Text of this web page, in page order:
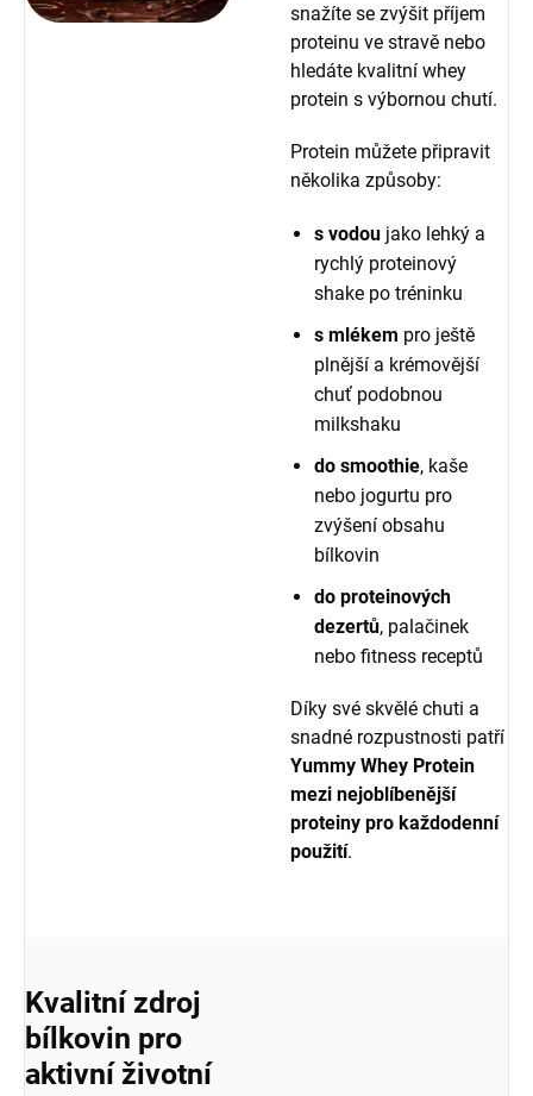
snažíte se zvýšit příjem
proteinu ve stravě nebo
hledáte kvalitní whey
protein s výbornou chutí.
Protein můžete připravit
několika způsoby:
s vodou jako lehký a
rychlý proteinový
shake po tréninku
s mlékem pro ještě
plnější a krémovější
chuť podobnou
milkshaku
do smoothie, kaše
nebo jogurtu pro
zvýšení obsahu
bílkovin
do proteinových
dezertů, palačinek
nebo fitness receptů
Díky své skvělé chuti a
snadné rozpustnosti patří
Yummy Whey Protein
mezi nejoblíbenější
proteiny pro každodenní
použití.
Kvalitní zdroj
bílkovin pro
aktivní životní